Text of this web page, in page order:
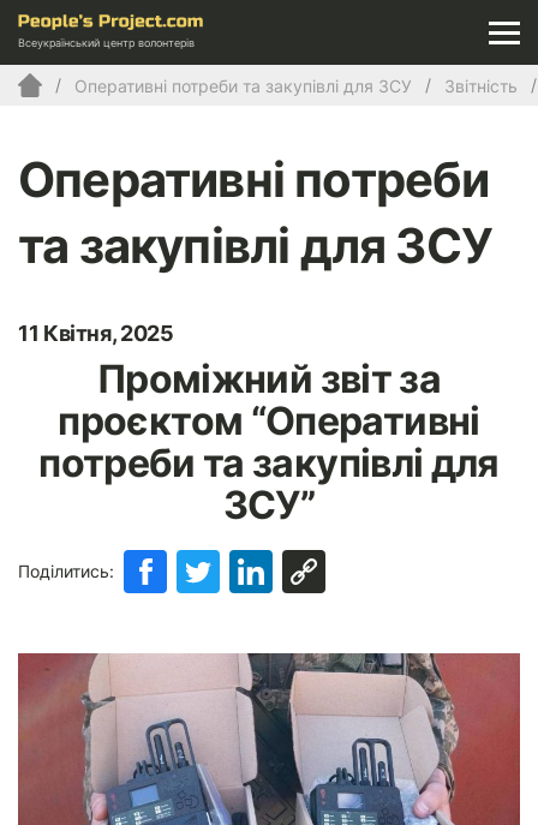
Всеукраїнський центр волонтерів
Оперативні потреби та закупівлі для ЗСУ Звітність
Оперативні потреби
та закупівлі для ЗСУ
11 Квітня, 2025
Проміжний звіт за
проєктом “Оперативні
потреби та закупівлі для
ЗСУ”
Поділитись: